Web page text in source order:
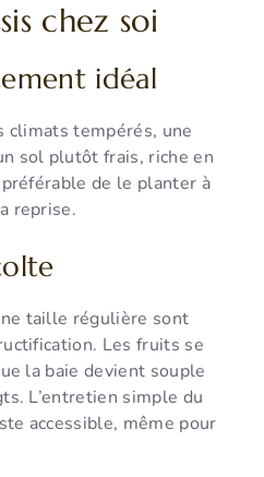
chez soi
idéal
climats tempérés, une
sol plutôt frais, riche en
de le planter à
reprise.
taille régulière sont
Les fruits se
la baie devient souple
L’entretien simple du
accessible, même pour